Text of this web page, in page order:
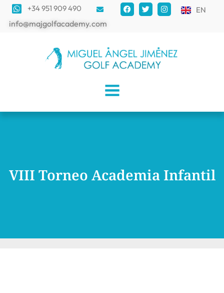
+34 951 909 490
info@majgolfacademy.com
EN
VIII Torneo Academia Infantil